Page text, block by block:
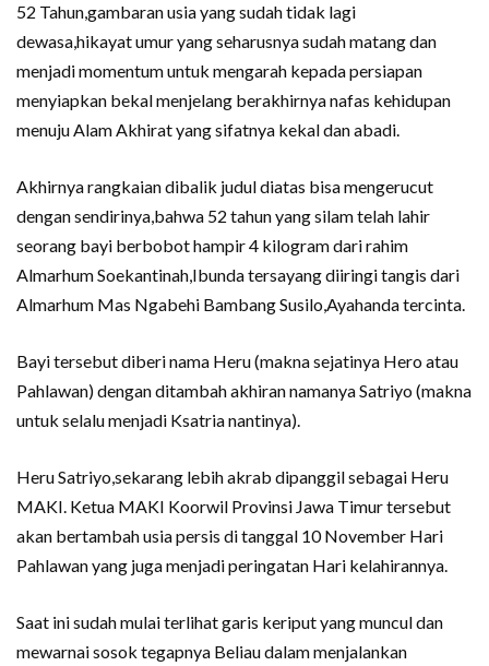
52 Tahun,gambaran usia yang sudah tidak lagi
dewasa,hikayat umur yang seharusnya sudah matang dan
menjadi momentum untuk mengarah kepada persiapan
menyiapkan bekal menjelang berakhirnya nafas kehidupan
menuju Alam Akhirat yang sifatnya kekal dan abadi.
Akhirnya rangkaian dibalik judul diatas bisa mengerucut
dengan sendirinya,bahwa 52 tahun yang silam telah lahir
seorang bayi berbobot hampir 4 kilogram dari rahim
Almarhum Soekantinah,Ibunda tersayang diiringi tangis dari
Almarhum Mas Ngabehi Bambang Susilo,Ayahanda tercinta.
Bayi tersebut diberi nama Heru (makna sejatinya Hero atau
Pahlawan) dengan ditambah akhiran namanya Satriyo (makna
untuk selalu menjadi Ksatria nantinya).
Heru Satriyo,sekarang lebih akrab dipanggil sebagai Heru
MAKI. Ketua MAKI Koorwil Provinsi Jawa Timur tersebut
akan bertambah usia persis di tanggal 10 November Hari
Pahlawan yang juga menjadi peringatan Hari kelahirannya.
Saat ini sudah mulai terlihat garis keriput yang muncul dan
mewarnai sosok tegapnya Beliau dalam menjalankan